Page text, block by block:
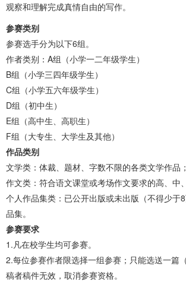
观察和理解完成真情自由的写作。
参赛类别
参赛选手分为以下6组。
作者类别：A组（小学一二年级学生）
B组（小学三四年级学生）
C组（小学五六年级学生）
D组（初中生）
E组（高中生、高职生）
F组（大专生、大学生及其他）
作品类别
文学类：体裁、题材、字数不限的各类文学作品；
作文类：符合语文课堂或考场作文要求的高、中
个人作品集类：已公开出版或未出版（不得少于
品集。
参赛要求
1.凡在校学生均可参赛。
2.每位参赛作者限选择一组参赛；只能选送一篇
稿者稿件无效，取消参赛资格。